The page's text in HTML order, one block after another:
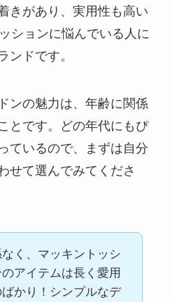
きがあり、実用性も高い
ションに悩んでいる人に
ンドです。
ンの魅力は、年齢に関係
とです。どの年代にもぴ
ているので、まずは自分
せて選んでみてくださ
く、マッキントッシ
アイテムは長く愛用
かり！シンプルなデ